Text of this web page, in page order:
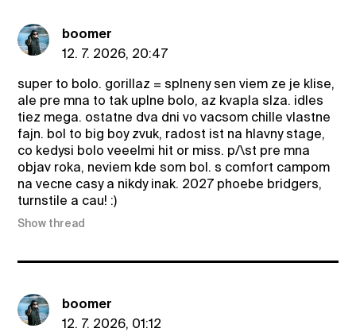
boomer
12. 7. 2026, 20:47
super to bolo. gorillaz = splneny sen viem ze je klise,
ale pre mna to tak uplne bolo, az kvapla slza. idles
tiez mega. ostatne dva dni vo vacsom chille vlastne
fajn. bol to big boy zvuk, radost ist na hlavny stage,
co kedysi bolo veeelmi hit or miss. p/\st pre mna
objav roka, neviem kde som bol. s comfort campom
na vecne casy a nikdy inak. 2027 phoebe bridgers,
turnstile a cau! :)
Show thread
boomer
12. 7. 2026, 01:12